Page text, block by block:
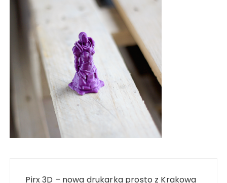
Pirx 3D – nowa drukarka prosto z Krakowa